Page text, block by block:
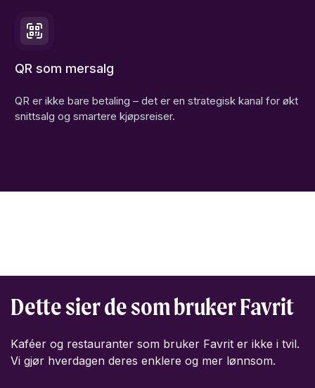
QR som mersalg
QR er ikke bare betaling – det er en strategisk kanal for økt
snittsalg og smartere kjøpsreiser.
Dette sier de som bruker Favrit
Kaféer og restauranter som bruker Favrit er ikke i tvil.
Vi gjør hverdagen deres enklere og mer lønnsom.